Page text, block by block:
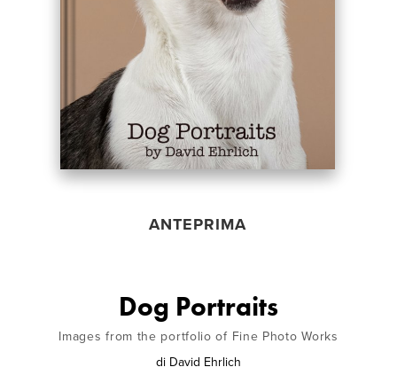
ANTEPRIMA
Dog Portraits
Images from the portfolio of Fine Photo Works
di David Ehrlich